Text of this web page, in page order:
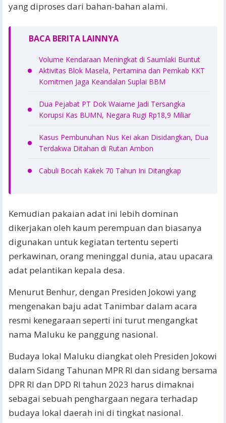
yang diproses dari bahan-bahan alami.
BACA BERITA LAINNYA
Volume Kendaraan Meningkat di Saumlaki Buntut
Aktivitas Blok Masela, Pertamina dan Pemkab KKT
Komitmen Jaga Keandalan Suplai BBM
Dua Pejabat PT Dok Waiame Jadi Tersangka
Korupsi Kas BUMN, Negara Rugi Rp18,9 Miliar
Kasus Pembunuhan Nus Kei akan Disidangkan, Dua
Terdakwa Ditahan di Rutan Ambon
Cabuli Bocah Kakek 70 Tahun Ini Ditangkap
Kemudian pakaian adat ini lebih dominan
dikerjakan oleh kaum perempuan dan biasanya
digunakan untuk kegiatan tertentu seperti
perkawinan, orang meninggal dunia, atau upacara
adat pelantikan kepala desa.
Menurut Benhur, dengan Presiden Jokowi yang
mengenakan baju adat Tanimbar dalam acara
resmi kenegaraan seperti ini turut mengangkat
nama Maluku ke panggung nasional.
Budaya lokal Maluku diangkat oleh Presiden Jokowi
dalam Sidang Tahunan MPR RI dan sidang bersama
DPR RI dan DPD RI tahun 2023 harus dimaknai
sebagai sebuah penghargaan negara terhadap
budaya lokal daerah ini di tingkat nasional.